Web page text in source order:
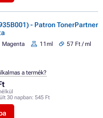
- Patron TonerPartner
Magenta 11ml
57 Ft / ml
30 napban: 545 Ft
a termék?